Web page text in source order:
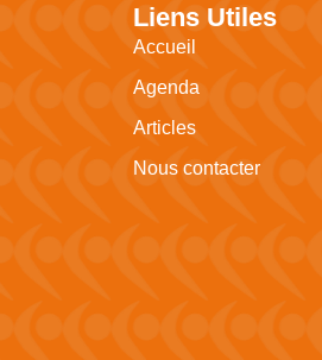
Liens Utiles
Accueil
Agenda
Articles
Nous contacter